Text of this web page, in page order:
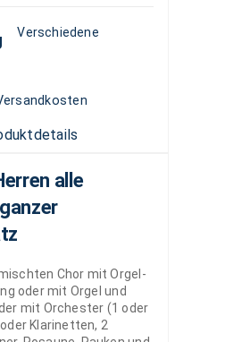
Verschiedene
alle
Chor mit Orgel-
oder mit Orgel und
mit Orchester (1 oder
Klarinetten, 2